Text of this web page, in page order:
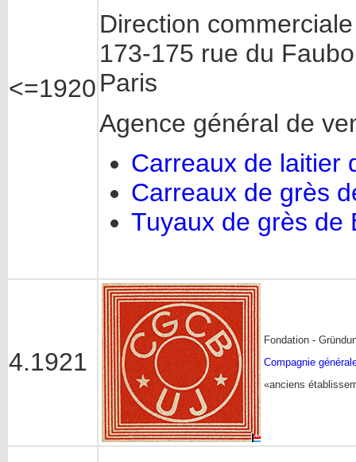
<=1920
Direction commerciale
173-175 rue du
Paris
Agence général de
Carreaux de laitier
Carreaux de grès
Tuyaux de grès de
4.1921
Fondation -
Compagnie
«anciens